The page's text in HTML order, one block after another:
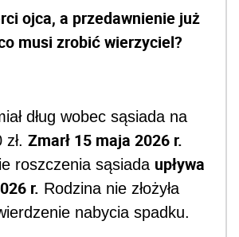
ojca, a przedawnienie już
musi zrobić wierzyciel?
dług wobec sąsiada na
Zmarł 15 maja 2026 r.
roszczenia sąsiada upływa
r. Rodzina nie złożyła
nabycia spadku.